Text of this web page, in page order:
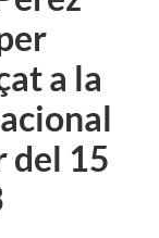
a la
del 15